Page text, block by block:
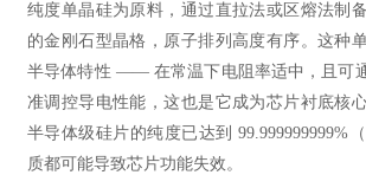
纯度单晶硅为原料，通过直拉法或区熔法制
的金刚石型晶格，原子排列高度有序。这种
半导体特性 —— 在常温下电阻率适中，且可
准调控导电性能，这也是它成为芯片衬底核
半导体级硅片的纯度已达到 99.999999999%
质都可能导致芯片功能失效。